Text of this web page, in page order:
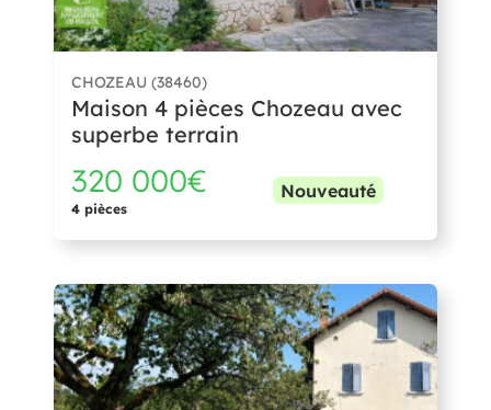
CHOZEAU (38460)
Maison 4 pièces Chozeau avec
superbe terrain
320 000€
4 pièces
Nouveauté